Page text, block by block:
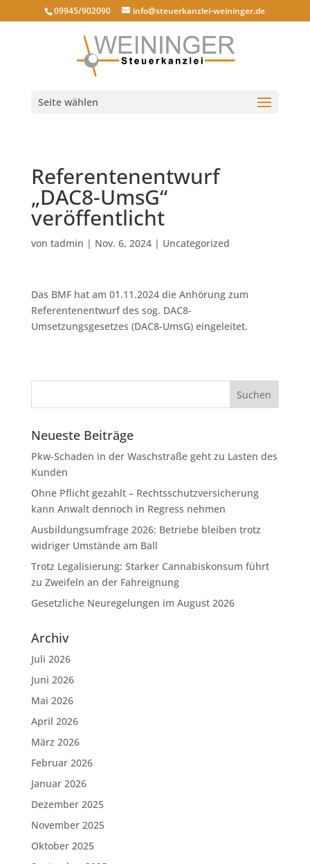
09945/902090 info@steuerkanzlei-weininger.de
Seite wählen
Referentenentwurf
„DAC8-UmsG“
veröffentlicht
von tadmin | Nov. 6, 2024| Uncategorized
Das BMF hat am 01.11.2024 die Anhörung zum
Referentenentwurf des sog. DAC8-
Umsetzungsgesetzes (DAC8-UmsG) eingeleitet.
Neueste Beiträge
Pkw-Schaden in der Waschstraße geht zu Lasten des
Kunden
Ohne Pflicht gezahlt – Rechtsschutzversicherung
kann Anwalt dennoch in Regress nehmen
Ausbildungsumfrage 2026: Betriebe bleiben trotz
widriger Umstände am Ball
Trotz Legalisierung: Starker Cannabiskonsum führt
zu Zweifeln an der Fahreignung
Gesetzliche Neuregelungen im August 2026
Archiv
Juli 2026
Juni 2026
Mai 2026
April 2026
März 2026
Februar 2026
Januar 2026
Dezember 2025
November 2025
Oktober 2025